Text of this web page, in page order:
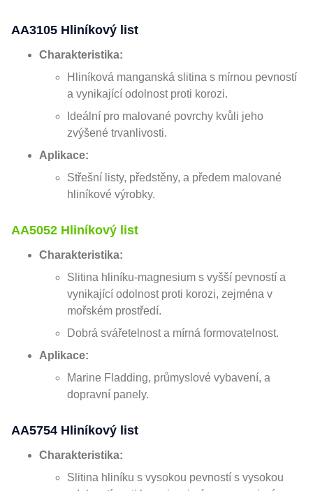
AA3105 Hliníkový list
Charakteristika:
Hliníková manganská slitina s mírnou pevností
a vynikající odolnost proti korozi.
Ideální pro malované povrchy kvůli jeho
zvýšené trvanlivosti.
Aplikace:
Střešní listy, předstěny, a předem malované
hliníkové výrobky.
AA5052 Hliníkový list
Charakteristika:
Slitina hliníku-magnesium s vyšší pevností a
vynikající odolnost proti korozi, zejména v
mořském prostředí.
Dobrá svářetelnost a mírná formovatelnost.
Aplikace:
Marine Fladding, průmyslové vybavení, a
dopravní panely.
AA5754 Hliníkový list
Charakteristika:
Slitina hliníku s vysokou pevností s vysokou